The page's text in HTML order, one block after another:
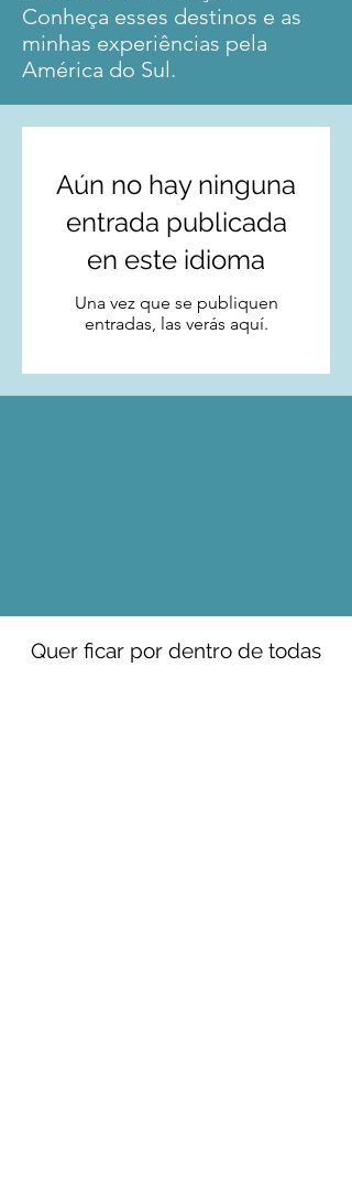
Conheça esses destinos e as
minhas experiências pela
América do Sul.
Aún no hay ninguna
entrada publicada
en este idioma
Una vez que se publiquen
entradas, las verás aquí.
Quer ficar por dentro de todas